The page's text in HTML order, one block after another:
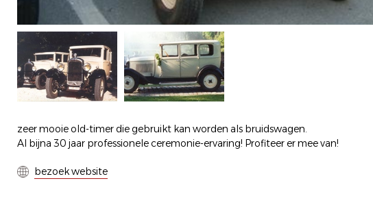
zeer mooie old-timer die gebruikt kan worden als bruidswagen.
Al bijna 30 jaar professionele ceremonie-ervaring! Profiteer er mee van!
bezoek website